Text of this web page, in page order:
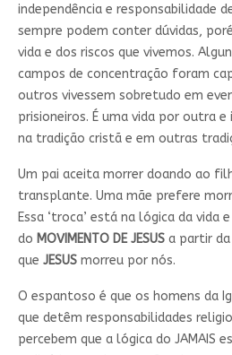
independência e responsabilidade
sempre podem conter dúvidas,
vida e dos riscos que vivemos.
campos de concentração foram
outros vivessem sobretudo em
prisioneiros. É uma vida por outra
na tradição cristã e em outras
Um pai aceita morrer doando ao
transplante. Uma mãe prefere
Essa ‘troca’ está na lógica da vida
do MOVIMENTO DE JESUSa partir da
que JESUSmorreu por nós.
O espantoso é que os homens da
que detêm responsabilidades
percebem que a lógica do JAMAIS